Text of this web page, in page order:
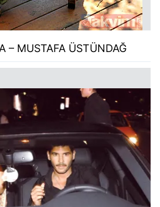
– MUSTAFA ÜSTÜNDAĞ